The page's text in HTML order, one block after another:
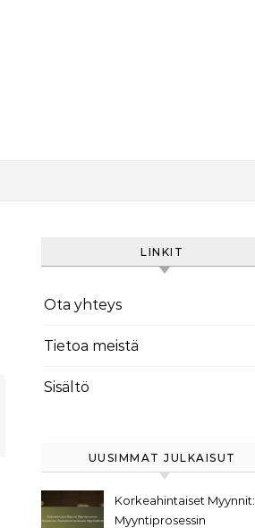
LINKIT
Ota yhteys
Tietoa meistä
Sisältö
UUSIMMAT JULKAISUT
Korkeahintaiset Myynnit:
Myyntiprosessin